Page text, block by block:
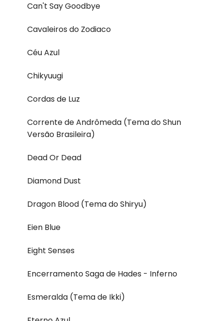
Can't Say Goodbye
Cavaleiros do Zodiaco
Céu Azul
Chikyuugi
Cordas de Luz
Corrente de Andrômeda (Tema do Shun
Versão Brasileira)
Dead Or Dead
Diamond Dust
Dragon Blood (Tema do Shiryu)
Eien Blue
Eight Senses
Encerramento Saga de Hades - Inferno
Esmeralda (Tema de Ikki)